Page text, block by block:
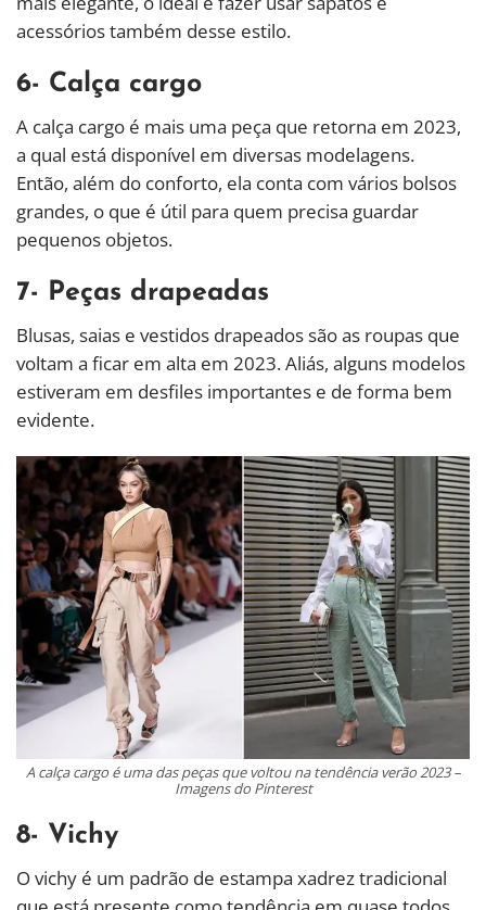
acessórios também desse estilo.
6- Calça cargo
A calça cargo é mais uma peça que retorna em 2023,
a qual está disponível em diversas modelagens.
Então, além do conforto, ela conta com vários bolsos
grandes, o que é útil para quem precisa guardar
pequenos objetos.
7- Peças drapeadas
Blusas, saias e vestidos drapeados são as roupas que
voltam a ficar em alta em 2023. Aliás, alguns modelos
estiveram em desfiles importantes e de forma bem
evidente.
A calça cargo é uma das peças que voltou na tendência verão 2023 –
Imagens do Pinterest
8- Vichy
O vichy é um padrão de estampa xadrez tradicional